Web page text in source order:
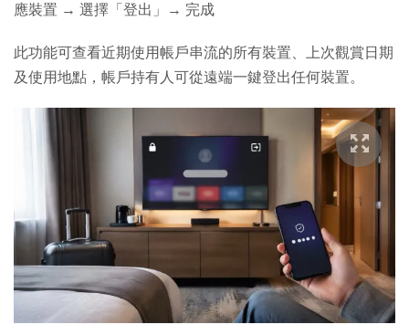
應裝置 → 選擇「登出」→ 完成
此功能可查看近期使用帳戶串流的所有裝置、上次觀賞日期
及使用地點，帳戶持有人可從遠端一鍵登出任何裝置。